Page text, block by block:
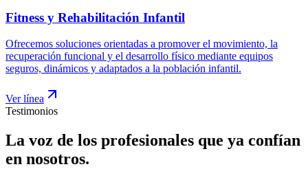
Fitness y Rehabilitación Infantil
Ofrecemos soluciones orientadas a promover el movimiento, la
recuperación funcional y el desarrollo físico mediante equipos
seguros, dinámicos y adaptados a la población infantil.
Ver línea
Testimonios
La voz de los profesionales que ya confían
en nosotros.